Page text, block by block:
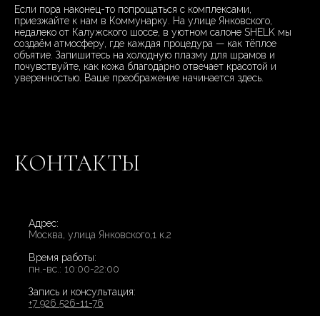
Если пора наконец-то попрощаться с комплексами,
приезжайте к нам в Коммунарку. На улице Янковского,
недалеко от Калужского шоссе, в уютном салоне SHELK мы
создаём атмосферу, где каждая процедура — как тёплое
объятие. Запишитесь на холодную плазму для шрамов и
почувствуйте, как кожа благодарно отвечает красотой и
уверенностью. Ваше преображение начинается здесь.
КОНТАКТЫ
Адрес:
Москва, улица Янковского,1 к.2
Время работы:
пн.-вс.: 10:00-22:00
Запись и консультация:
+7 926 526-11-76